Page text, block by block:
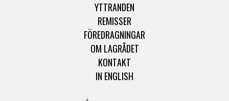
YTTRANDEN
REMISSER
FÖREDRAGNINGAR
OM LAGRÅDET
KONTAKT
IN ENGLISH